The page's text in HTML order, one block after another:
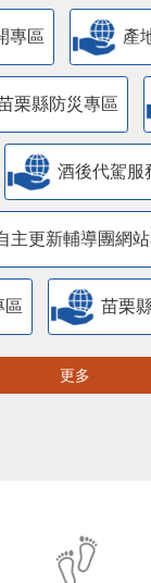
專區 產
栗縣防災專區
酒後代駕服
主更新輔導團網
區 苗栗
更多